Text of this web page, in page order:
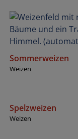
Sommerweizen
Weizen
Spelzweizen
Weizen